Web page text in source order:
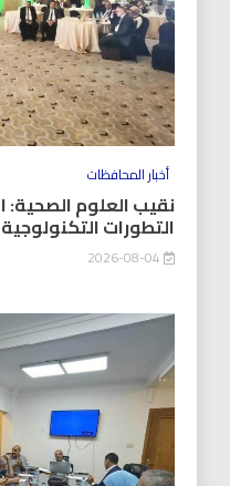
أخبار المحافظات
نقيب العلوم
التطورات التكنولوجية